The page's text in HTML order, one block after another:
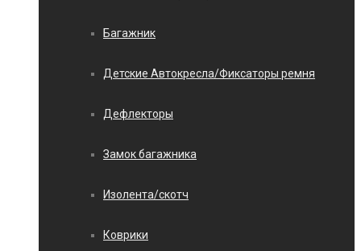
Багажник
Детские Автокресла/Фиксаторы ремня
Дефлекторы
Замок багажника
Изолента/скотч
Коврики